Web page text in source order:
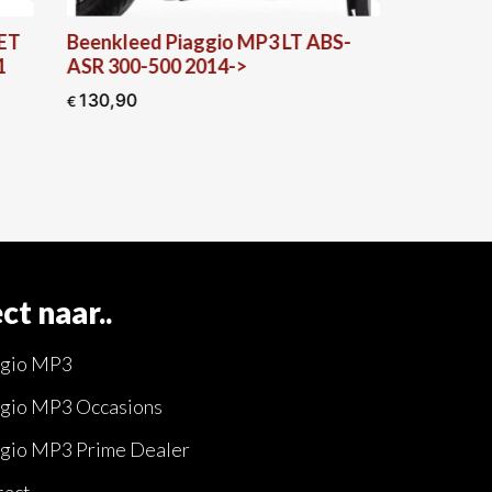
Beenkleed Piaggio MP3 LT ABS-
ASR 300-500 2014->
€ 130,90
naar..
MP3
MP3 Occasions
MP3 Prime Dealer